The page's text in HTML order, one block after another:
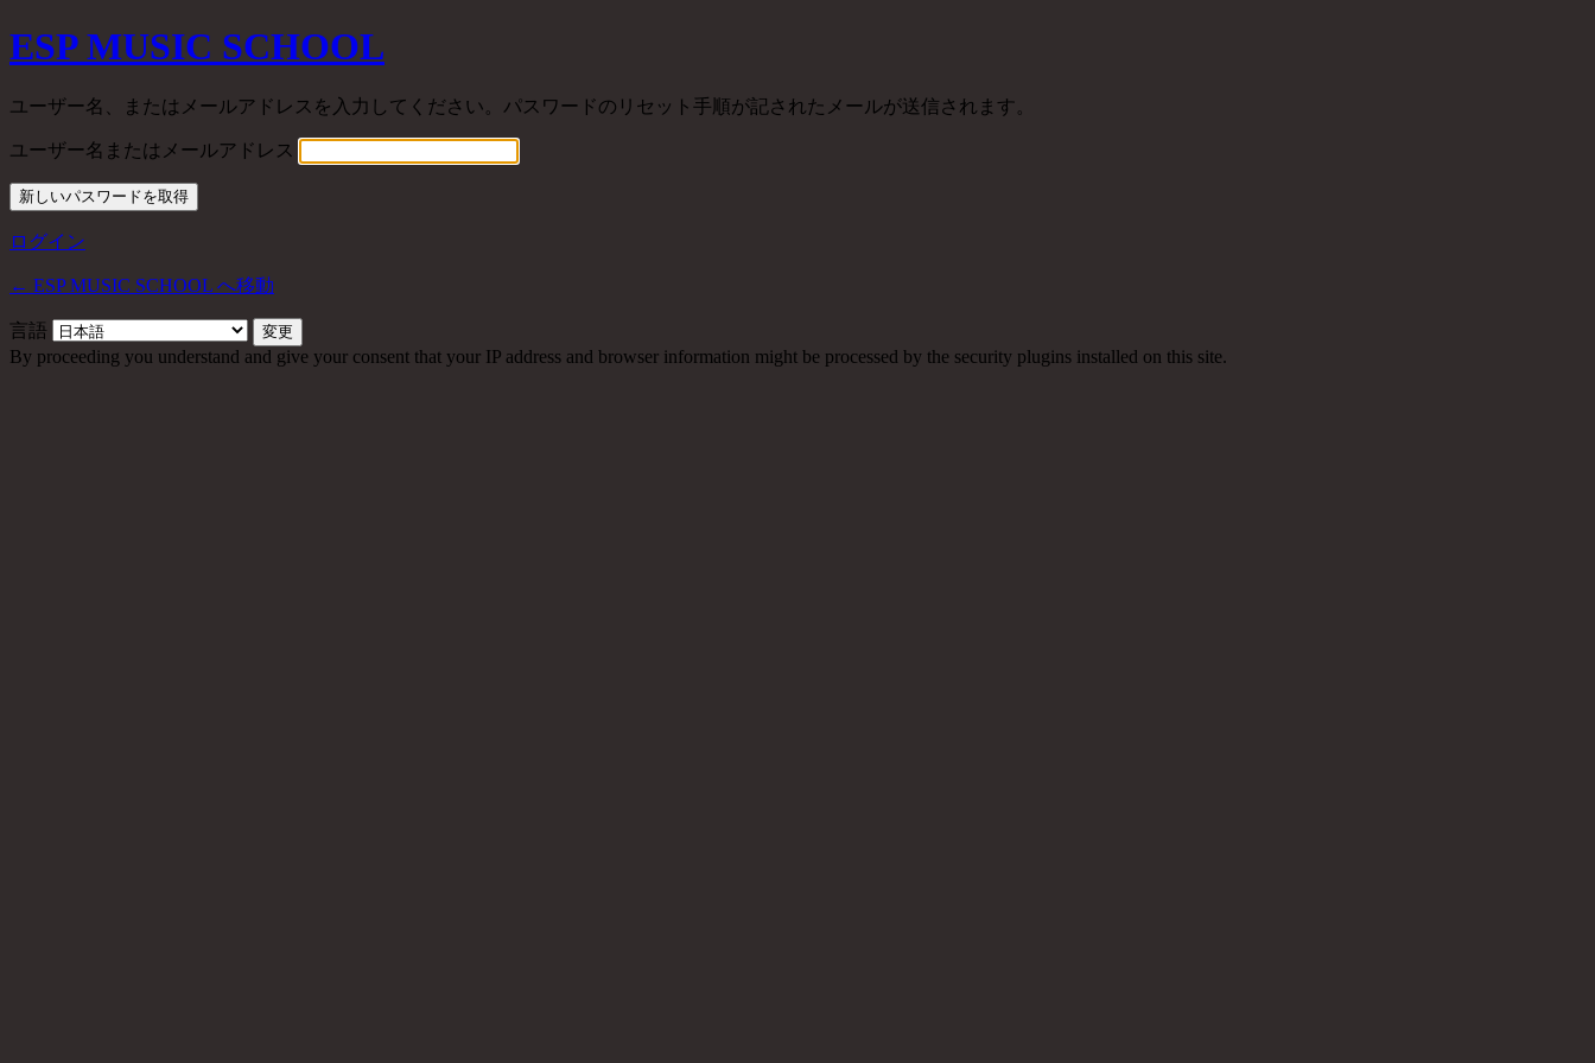
ESP MUSIC SCHOOL
ユーザー名、またはメールアドレスを入力してください。パスワードのリセット手順が記されたメールが送信されます。
ユーザー名またはメールアドレス
ログイン
← ESP MUSIC SCHOOL へ移動
言語
By proceeding you understand and give your consent that your IP address and browser information might be processed by the security plugins installed on this site.